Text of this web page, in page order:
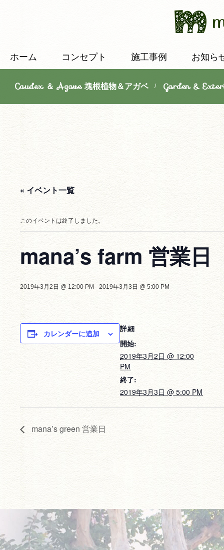
ホーム コンセプト 施工事例 お知ら
Caudex ＆ Agave 塊根植物＆アガベ/Garden &
« イベント一覧
このイベントは終了しました。
mana’s farm 営業日
2019年3月2日 @ 12:00 PM - 2019年3月3日 @ 5:00 PM
カレンダーに追加
詳細
開始:
2019年3月2日 @ 12:00
PM
終了:
2019年3月3日 @ 5:00 PM
mana’s green 営業日